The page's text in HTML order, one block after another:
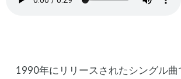
1990年にリリースされたシングル